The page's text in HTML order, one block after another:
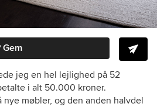
Gem
jeg en hel lejlighed på 52
i alt 50.000 kroner.
møbler, og den anden halvdel